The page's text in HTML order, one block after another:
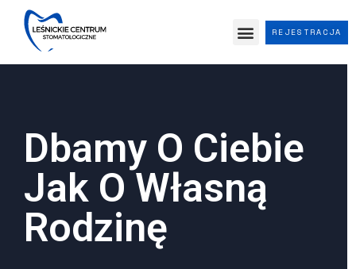
REJESTRACJA
Dbamy O Ciebie
Jak O Własną
Rodzinę